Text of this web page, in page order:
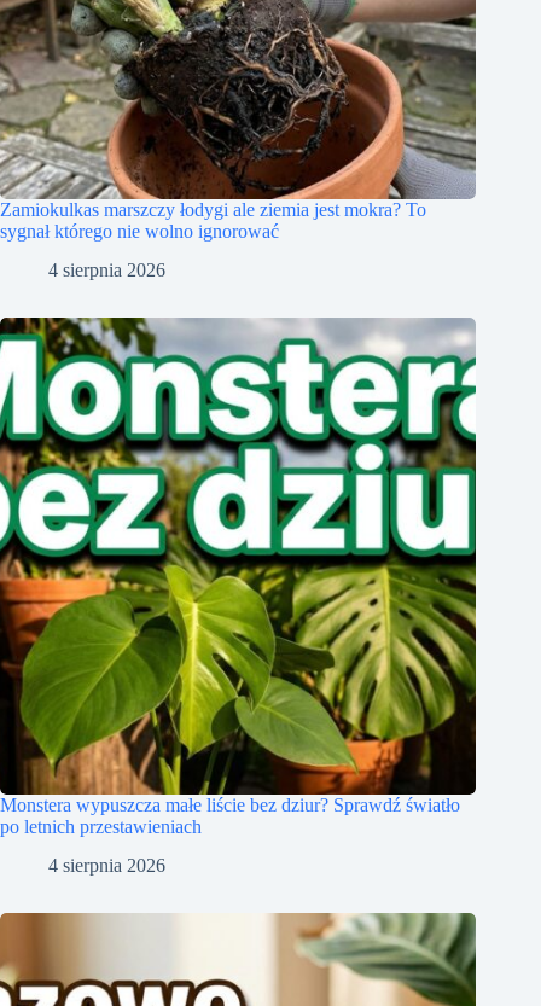
Zamiokulkas marszczy łodygi ale ziemia jest mokra? To
sygnał którego nie wolno ignorować
4 sierpnia 2026
Monstera wypuszcza małe liście bez dziur? Sprawdź światło
po letnich przestawieniach
4 sierpnia 2026